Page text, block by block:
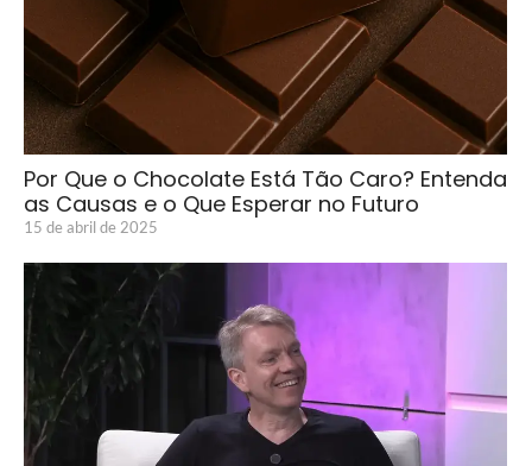
Por Que o Chocolate Está Tão Caro? Entenda
as Causas e o Que Esperar no Futuro
15 de abril de 2025